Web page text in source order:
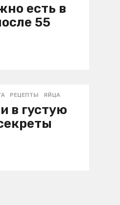
есть в
55
,РЕЦЕПТЫ ,ЯЙЦА
в густую